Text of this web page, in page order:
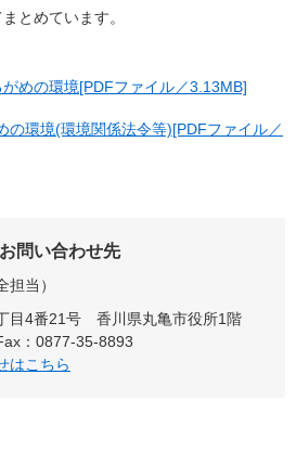
とめています。
めの環境[PDFファイル／3.13MB]
の環境(環境関係法令等)[PDFファイル／
問い合わせ先
担当
目4番21号 香川県丸亀市役所1階
：0877-35-8893
はこちら